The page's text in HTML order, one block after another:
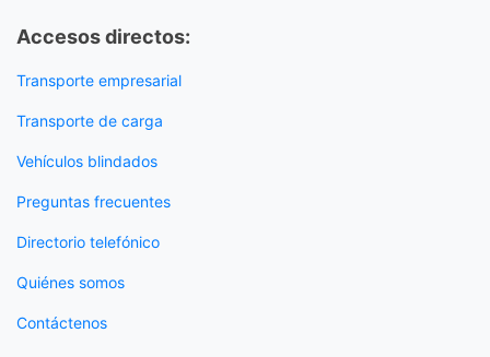
Accesos directos:
Transporte empresarial
Transporte de carga
Vehículos blindados
Preguntas frecuentes
Directorio telefónico
Quiénes somos
Contáctenos